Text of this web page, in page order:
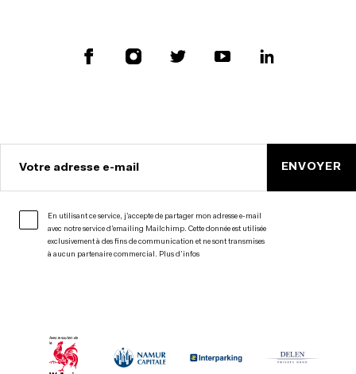
Votre adresse e-mail
En utilisant ce service, j’accepte de partager mon adresse e-mail
avec notre service d’emailing Mailchimp. Cette donnée est utilisée
exclusivement à des fins de communication et ne sont transmises
à aucun partenaire commercial. Plus d’infos
ENVOYER